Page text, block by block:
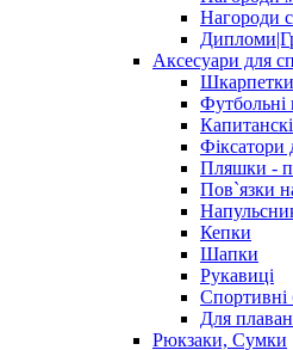
Нагороди
Аксесуари для
Шкарпетки
Фіксатори
Пляшки -
Пов`язки
Кепки
Шапки
Рукавиці
Спортивні
Для
Рюкзаки, Сумки